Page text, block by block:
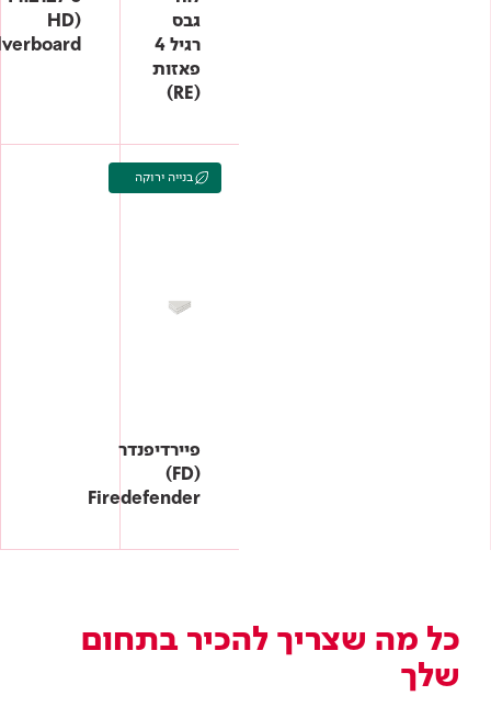
גבס
רגיל 4
פאזות
(RE)
HD)
בנייה ירוקה
פיירדיפנדר
(FD)
Firedefender
כל מה שצריך להכיר בתחום
שלך